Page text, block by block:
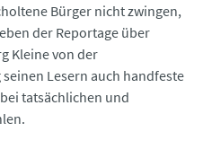
Bürger nicht zwingen,
der Reportage über
Kleine von der
Lesern auch handfeste
tatsächlichen und